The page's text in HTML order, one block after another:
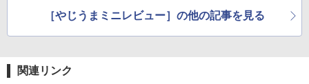
［やじうまミニレビュー］の他の記事を見る
関連リンク